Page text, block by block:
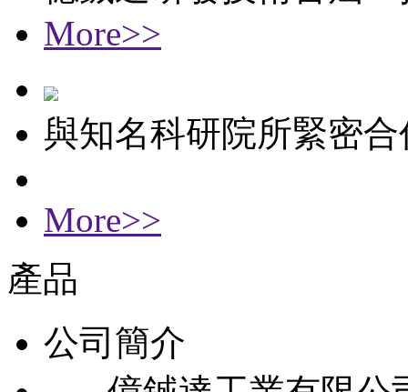
More>>
與知名科研院所緊密合
More>>
產品
公司簡介